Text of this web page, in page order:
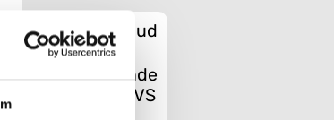
Et godt tilbud